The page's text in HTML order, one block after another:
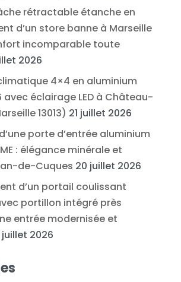
rétractable étanche en
d’un store banne à Marseille
incomparable toute
2026
4×4 en aluminium
avec éclairage LED à Château-
13013) 21 juillet 2026
porte d’entrée aluminium
: élégance minérale et
de-Cuques 20 juillet 2026
d’un portail coulissant
portillon intégré près
entrée modernisée et
juillet 2026